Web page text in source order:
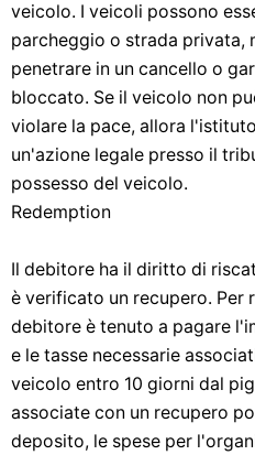
veicolo. I veicoli possono
parcheggio o strada privata,
penetrare in un cancello o
bloccato. Se il veicolo non
violare la pace, allora
un'azione legale presso il
possesso del veicolo.
Redemption
Il debitore ha il diritto di
è verificato un recupero. Per
debitore è tenuto a pagare
e le tasse necessarie
veicolo entro 10 giorni dal
associate con un recupero
deposito, le spese per